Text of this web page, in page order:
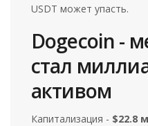
USDT может упасть.
Dogecoin -
стал
активом
Капитализация - $22.8